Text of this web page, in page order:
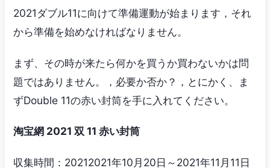
2021ダブル11に向けて準備運動が始まります，それ
から準備を始めなければなりません。
まず、その時が来たら何かを買うか買わないかは問
題ではありません。，必要か否か？，とにかく、ま
ずDouble 11の赤い封筒を手に入れてください。
淘宝網 2021 双 11 赤い封筒
収集時間：20212021年10月20日～2021年11月11日